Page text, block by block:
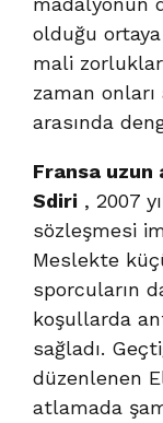
olduğu
mali
zaman
arasında
Fransa uzun
Sdiri , 2007
sözleşmesi
Meslekte
sporcuların
koşullarda
sağladı.
düzenlenen
atlamada